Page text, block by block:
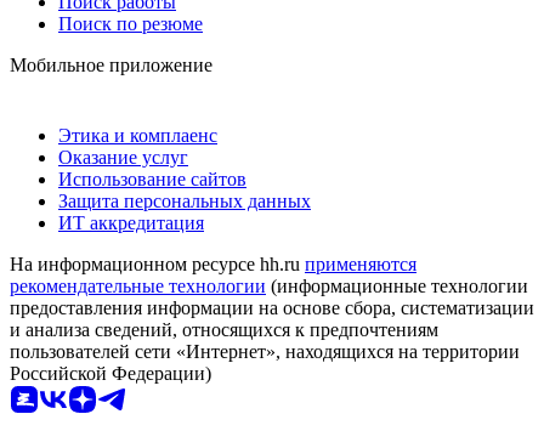
Поиск по резюме
Мобильное приложение
Этика и комплаенс
Оказание услуг
Использование сайтов
Защита персональных данных
ИТ аккредитация
На информационном ресурсе hh.ru применяются
рекомендательные технологии (информационные технологии
предоставления информации на основе сбора, систематизации
и анализа сведений, относящихся к предпочтениям
пользователей сети «Интернет», находящихся на территории
Российской Федерации)